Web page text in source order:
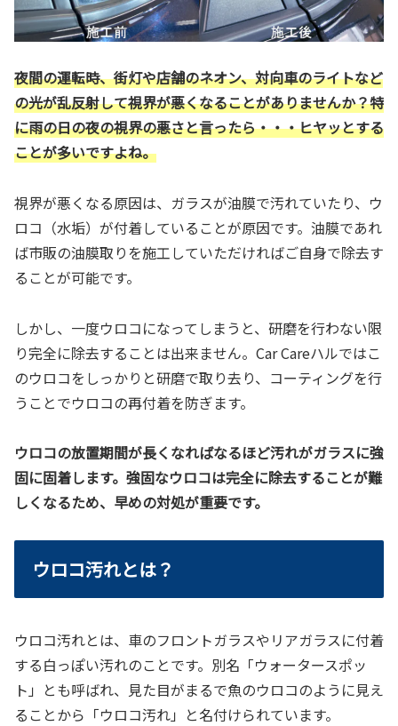
夜間の運転時、街灯や店舗のネオン、対向車のライトなど
の光が乱反射して視界が悪くなることがありませんか？特
に雨の日の夜の視界の悪さと言ったら・・・ヒヤッとする
ことが多いですよね。
視界が悪くなる原因は、ガラスが油膜で汚れていたり、ウ
ロコ（水垢）が付着していることが原因です。油膜であれ
ば市販の油膜取りを施工していただければご自身で除去す
ることが可能です。
しかし、一度ウロコになってしまうと、研磨を行わない限
り完全に除去することは出来ません。Car Careハルではこ
のウロコをしっかりと研磨で取り去り、コーティングを行
うことでウロコの再付着を防ぎます。
ウロコの放置期間が長くなればなるほど汚れがガラスに強
固に固着します。強固なウロコは完全に除去することが難
しくなるため、早めの対処が重要です。
ウロコ汚れとは？
ウロコ汚れとは、車のフロントガラスやリアガラスに付着
する白っぽい汚れのことです。別名「ウォータースポッ
ト」とも呼ばれ、見た目がまるで魚のウロコのように見え
ることから「ウロコ汚れ」と名付けられています。